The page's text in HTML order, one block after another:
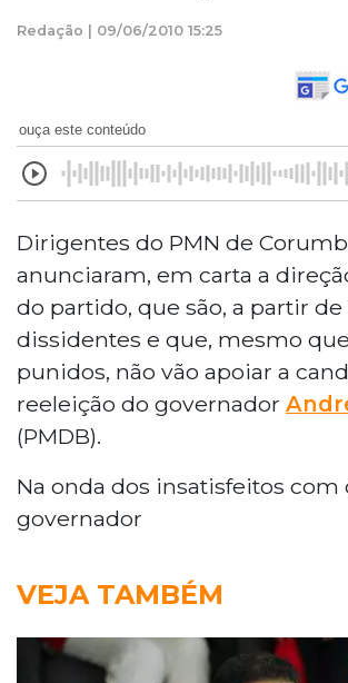
Redação | 09/06/2010 15:25
ouça este conteúdo
Dirigentes do PMN de
anunciaram, em carta a
do partido, que são, a partir de
dissidentes e que, mesmo
punidos, não vão apoiar a
reeleição do governador
(PMDB).
Na onda dos insatisfeitos com
governador
VEJA TAMBÉM